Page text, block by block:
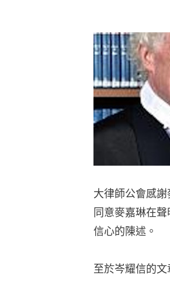
大律師公會感
同意麥嘉琳在
信心的陳述。
至於岑耀信的